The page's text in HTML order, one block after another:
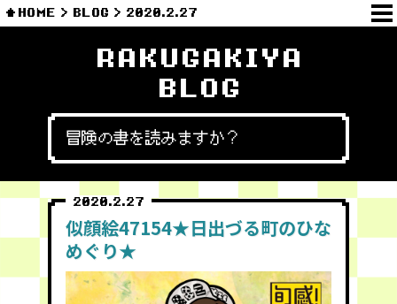
HOME BLOG 2020.2.27
RAKUGAKIYA
BLOG
冒険の書を読みますか？
2020.2.27
似顔絵47154★日出づる町のひな
めぐり★